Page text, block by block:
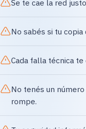
Se te cae la red
No sabés si tu
Cada falla técnica
No tenés un
rompe.